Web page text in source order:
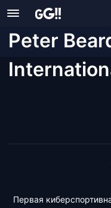
Peter
Первая